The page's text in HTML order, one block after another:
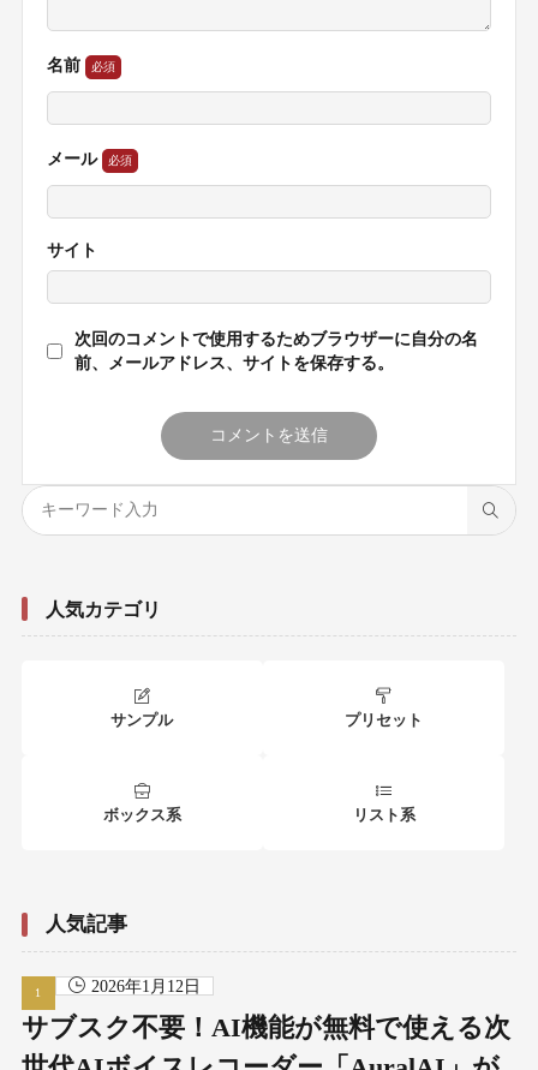
名前
メール
サイト
次回のコメントで使用するためブラウザーに自分の名
前、メールアドレス、サイトを保存する。
人気カテゴリ
サンプル プリセット
ボックス系 リスト系
人気記事
2026年1月12日
サブスク不要！AI機能が無料で使える次